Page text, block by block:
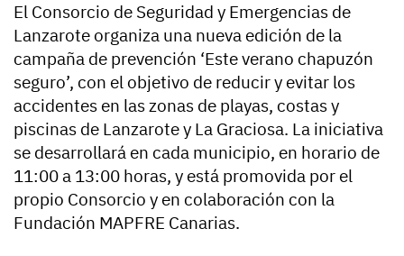
El Consorcio de Seguridad y Emergencias de
Lanzarote organiza una nueva edición de la
campaña de prevención ‘Este verano chapuzón
seguro’, con el objetivo de reducir y evitar los
accidentes en las zonas de playas, costas y
piscinas de Lanzarote y La Graciosa. La iniciativa
se desarrollará en cada municipio, en horario de
11:00 a 13:00 horas, y está promovida por el
propio Consorcio y en colaboración con la
Fundación MAPFRE Canarias.